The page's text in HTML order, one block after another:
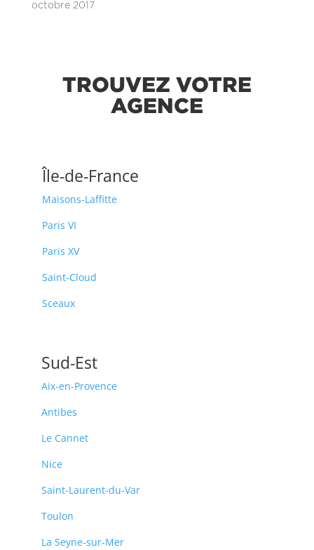
octobre 2017
TROUVEZ VOTRE
AGENCE
Île-de-France
Maisons-Laffitte
Paris VI
Paris XV
Saint-Cloud
Sceaux
Sud-Est
Aix-en-Provence
Antibes
Le Cannet
Nice
Saint-Laurent-du-Var
Toulon
La Seyne-sur-Mer